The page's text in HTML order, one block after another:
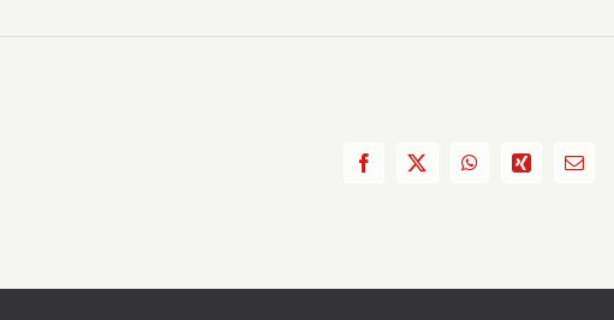
Facebook
X WhatsApp
Xing
E-